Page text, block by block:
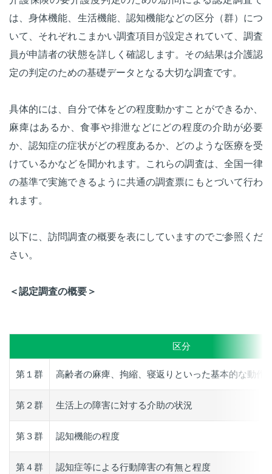
は、身体機能、生活機能、認知機能などの区分（群）につ
いて、それぞれこまかい調査項目が設定されていて、調査
員が申請者の状態を詳しく確認します。その結果は介護認
定の判定のための基礎データとなる大切な調査です。
具体的には、自分で体をどの程度動かすことができるか、
麻痺はあるか、食事や排泄などにどの程度の介助が必要
か、認知症の症状がどの程度あるか、どのような医療を受
けているかなどを聞かれます。これらの調査は、全国一律
の基準で実施できるように共通の調査票にもとづいて行わ
れます。
以下に、訪問調査の概要を表にしていますのでご参照くだ
さい。
＜認定調査の概要＞
区分
第１群 高齢者の麻痺、拘縮、寝返りといった基本的な動作
第２群 生活上の障害に対する介助の状況
第３群 認知機能の程度
第４群 認知症等による行動障害の有無と程度